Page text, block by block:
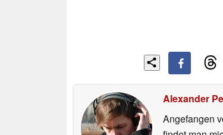
Alexander
Angefangen